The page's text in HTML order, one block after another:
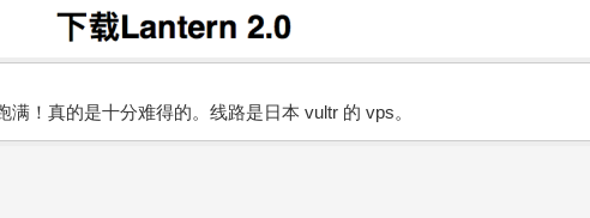
！真的是十分难得的。线路是日本 vultr 的 vps。